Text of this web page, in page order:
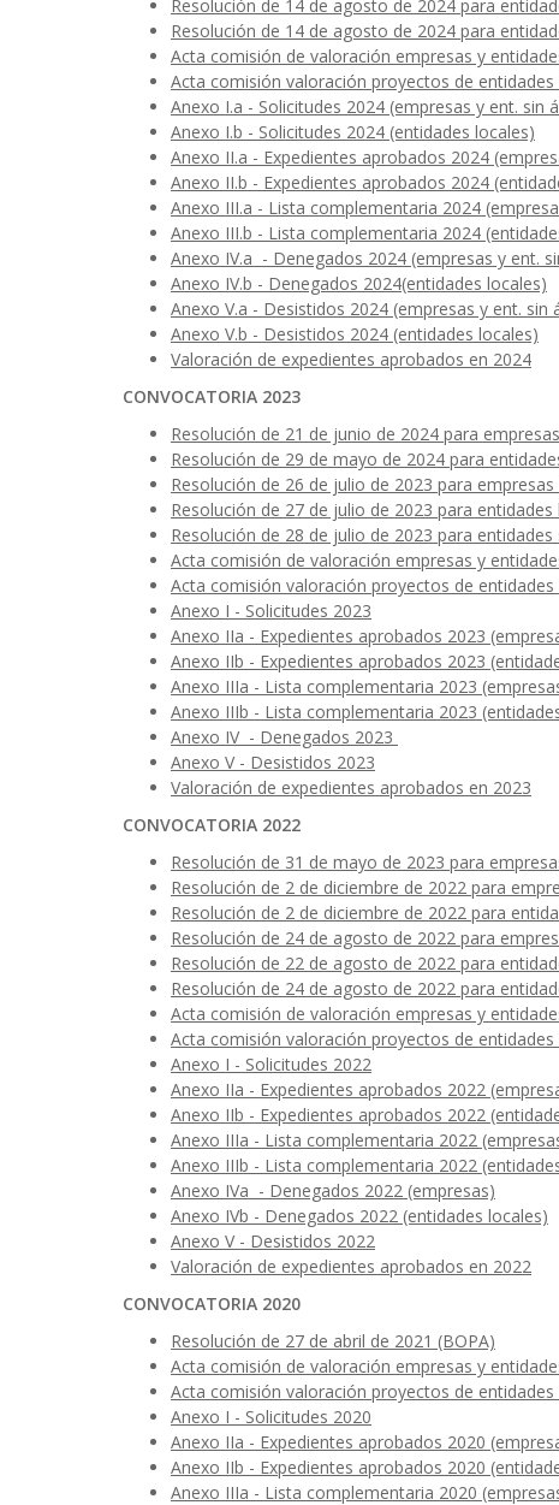
Resolución de 14 de agosto de 2024 para
Resolución de 14 de agosto de 2024 para
Acta comisión de valoración empresas y
Acta comisión valoración proyectos de entidades
Anexo I.a - Solicitudes 2024 (empresas y ent. sin
Anexo I.b - Solicitudes 2024 (entidades locales)
Anexo II.a - Expedientes aprobados 2024
Anexo II.b - Expedientes aprobados 2024
Anexo III.a - Lista complementaria 2024
Anexo III.b - Lista complementaria 2024
Anexo IV.a - Denegados 2024 (empresas y ent.
Anexo IV.b - Denegados 2024(entidades locales)
Anexo V.a - Desistidos 2024 (empresas y ent. sin
Anexo V.b - Desistidos 2024 (entidades locales)
Valoración de expedientes aprobados en 2024
CONVOCATORIA 2023
Resolución de 21 de junio de 2024 para
Resolución de 29 de mayo de 2024 para
Resolución de 26 de julio de 2023 para empresas
Resolución de 27 de julio de 2023 para entidades
Resolución de 28 de julio de 2023 para
Acta comisión de valoración empresas y
Acta comisión valoración proyectos de entidades
Anexo I - Solicitudes 2023
Anexo IIa - Expedientes aprobados 2023
Anexo IIb - Expedientes aprobados 2023
Anexo IIIa - Lista complementaria 2023
Anexo IIIb - Lista complementaria 2023
Anexo IV - Denegados 2023
Anexo V - Desistidos 2023
Valoración de expedientes aprobados en 2023
CONVOCATORIA 2022
Resolución de 31 de mayo de 2023 para
Resolución de 2 de diciembre de 2022 para
Resolución de 2 de diciembre de 2022 para
Resolución de 24 de agosto de 2022 para
Resolución de 22 de agosto de 2022 para
Resolución de 24 de agosto de 2022 para
Acta comisión de valoración empresas y
Acta comisión valoración proyectos de entidades
Anexo I - Solicitudes 2022
Anexo IIa - Expedientes aprobados 2022
Anexo IIb - Expedientes aprobados 2022
Anexo IIIa - Lista complementaria 2022
Anexo IIIb - Lista complementaria 2022
Anexo IVa - Denegados 2022 (empresas)
Anexo IVb - Denegados 2022 (entidades locales)
Anexo V - Desistidos 2022
Valoración de expedientes aprobados en 2022
CONVOCATORIA 2020
Resolución de 27 de abril de 2021 (BOPA)
Acta comisión de valoración empresas y
Acta comisión valoración proyectos de entidades
Anexo I - Solicitudes 2020
Anexo IIa - Expedientes aprobados 2020
Anexo IIb - Expedientes aprobados 2020
Anexo IIIa - Lista complementaria 2020